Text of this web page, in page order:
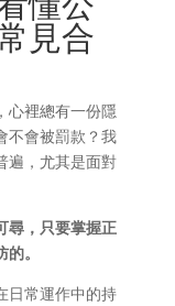
見合
心裡總有一份隱
不會被罰款？我
遍，尤其是面對
尋，只要掌握正
。
日常運作中的持